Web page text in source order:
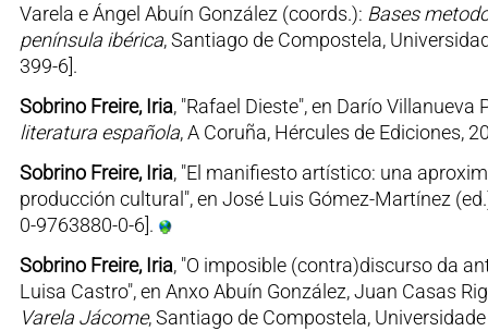
Varela e Ángel Abuín González (coords.): Bases
península ibérica, Santiago de Compostela,
399-6].
Sobrino Freire, Iria, "Rafael Dieste", en Darío Villanueva
literatura española, A Coruña, Hércules de Ediciones,
Sobrino Freire, Iria, "El manifiesto artístico: una
producción cultural", en José Luis Gómez-Martínez
0-9763880-0-6].
Sobrino Freire, Iria, "O imposible (contra)discurso da
Luisa Castro", en Anxo Abuín González, Juan Casas
Varela Jácome, Santiago de Compostela,